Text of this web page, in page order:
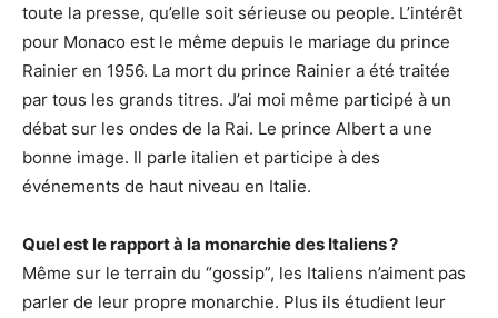
toute la presse, qu’elle soit sérieuse ou people. L’intérêt
pour Monaco est le même depuis le mariage du prince
Rainier en 1956. La mort du prince Rainier a été traitée
par tous les grands titres. J’ai moi même participé à un
débat sur les ondes de la Rai. Le prince Albert a une
bonne image. Il parle italien et participe à des
événements de haut niveau en Italie.
Quel est le rapport à la monarchie des Italiens ?
Même sur le terrain du “gossip”, les Italiens n’aiment pas
parler de leur propre monarchie. Plus ils étudient leur